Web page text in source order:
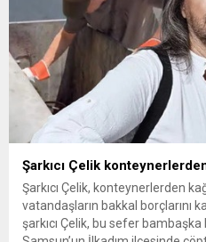
Şarkıcı Çelik
Şarkıcı Çelik, konteynerlerden
vatandaşların bakkal borçlarını
şarkıcı Çelik, bu sefer